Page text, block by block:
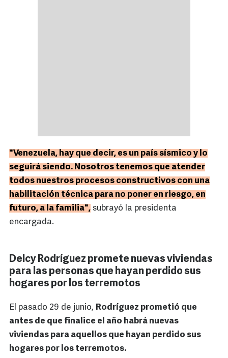
"Venezuela, hay que decir, es un país sísmico y lo
seguirá siendo. Nosotros tenemos que atender
todos nuestros procesos constructivos con una
habilitación técnica para no poner en riesgo, en
futuro, a la familia", subrayó la presidenta
encargada.
Delcy Rodríguez promete nuevas viviendas
para las personas que hayan perdido sus
hogares por los terremotos
El pasado 29 de junio, Rodríguez prometió que
antes de que finalice el año habrá nuevas
viviendas para aquellos que hayan perdido sus
hogares por los terremotos.